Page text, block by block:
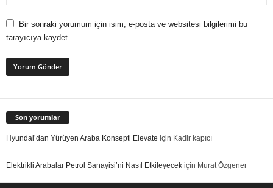
Bir sonraki yorumum için isim, e-posta ve websitesi bilgilerimi bu
tarayıcıya kaydet.
Son yorumlar
Hyundai’dan Yürüyen Araba Konsepti Elevate için Kadir kapıcı
Elektrikli Arabalar Petrol Sanayisi’ni Nasıl Etkileyecek için Murat Özgener